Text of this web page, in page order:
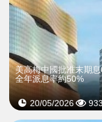
美高梅中國批准末期
全年派息率約50%
20/05/2026